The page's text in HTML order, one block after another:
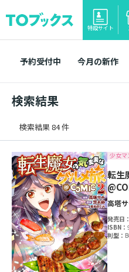
特設サイト
予約受付中 今月の新作
検索結果
検索結果 84 件
少女マ
転生
高塔
発売日
ISBN：
判型：